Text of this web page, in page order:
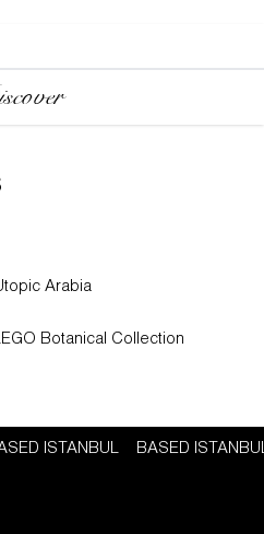
Arabia
Botanical Collection
ISTANBUL BASED